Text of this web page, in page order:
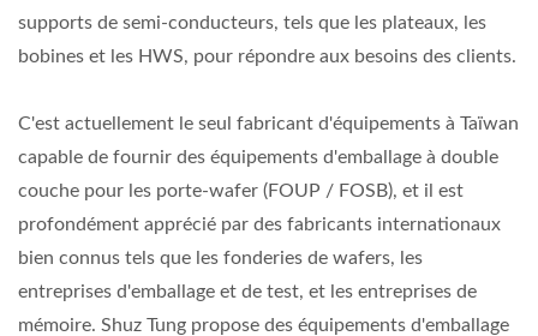
supports de semi-conducteurs, tels que les plateaux, les
bobines et les HWS, pour répondre aux besoins des clients.
C'est actuellement le seul fabricant d'équipements à Taïwan
capable de fournir des équipements d'emballage à double
couche pour les porte-wafer (FOUP / FOSB), et il est
profondément apprécié par des fabricants internationaux
bien connus tels que les fonderies de wafers, les
entreprises d'emballage et de test, et les entreprises de
mémoire. Shuz Tung propose des équipements d'emballage